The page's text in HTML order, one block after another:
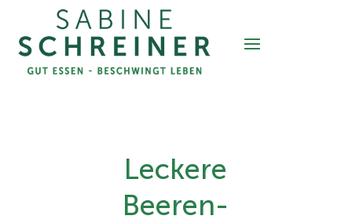
Leckere
Beeren-